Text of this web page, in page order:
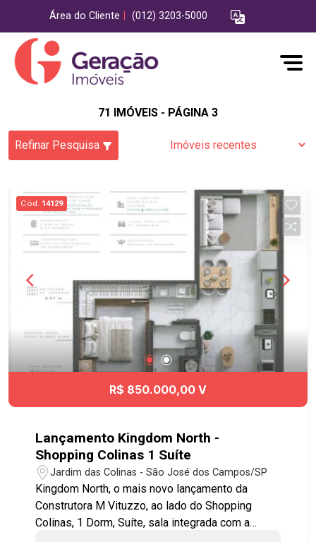
Área do Cliente (012) 3203-5000
71 IMÓVEIS - PÁGINA 3
Refinar Pesquisa
Cód. 14129
R$ 850.000,00 V
Lançamento Kingdom North -
Shopping Colinas 1 Suíte
Jardim das Colinas - São José dos Campos/SP
Kingdom North, o mais novo lançamento da
Construtora M Vituzzo, ao lado do Shopping
Colinas, 1 Dorm, Suíte, sala integrada com a